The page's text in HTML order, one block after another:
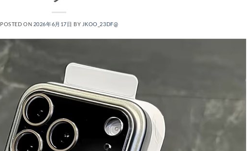
POSTED ON 2026年6月17日 BY JKOO_23DF@